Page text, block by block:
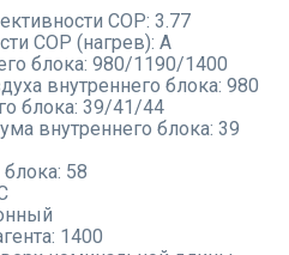
COP: 3.77
COP (нагрев): A
блока: 980/1190/1400
внутреннего блока: 980
блока: 39/41/44
внутреннего блока: 39
58
1400